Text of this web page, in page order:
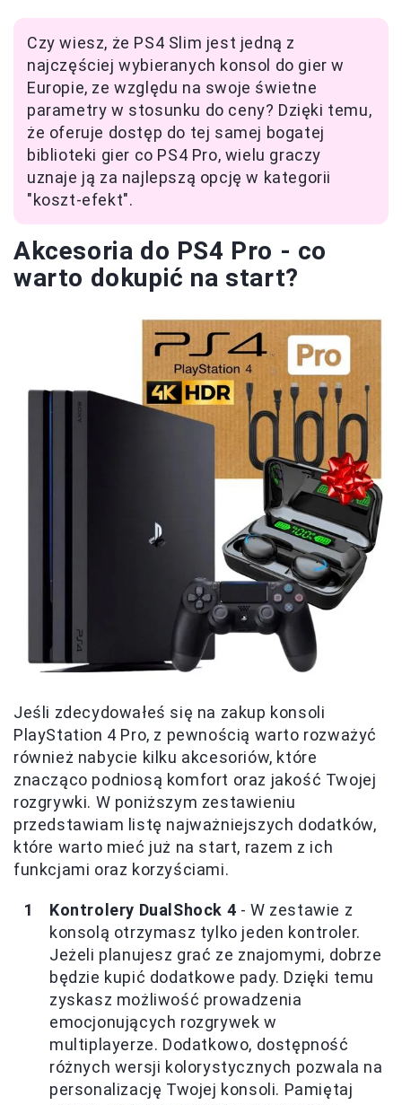
Czy wiesz, że PS4 Slim jest jedną z
najczęściej wybieranych konsol do gier w
Europie, ze względu na swoje świetne
parametry w stosunku do ceny? Dzięki temu,
że oferuje dostęp do tej samej bogatej
biblioteki gier co PS4 Pro, wielu graczy
uznaje ją za najlepszą opcję w kategorii
"koszt-efekt".
Akcesoria do PS4 Pro - co
warto dokupić na start?
Jeśli zdecydowałeś się na zakup konsoli
PlayStation 4 Pro, z pewnością warto rozważyć
również nabycie kilku akcesoriów, które
znacząco podniosą komfort oraz jakość Twojej
rozgrywki. W poniższym zestawieniu
przedstawiam listę najważniejszych dodatków,
które warto mieć już na start, razem z ich
funkcjami oraz korzyściami.
Kontrolery DualShock 4 - W zestawie z
konsolą otrzymasz tylko jeden kontroler.
Jeżeli planujesz grać ze znajomymi, dobrze
będzie kupić dodatkowe pady. Dzięki temu
zyskasz możliwość prowadzenia
emocjonujących rozgrywek w
multiplayerze. Dodatkowo, dostępność
różnych wersji kolorystycznych pozwala na
personalizację Twojej konsoli. Pamiętaj